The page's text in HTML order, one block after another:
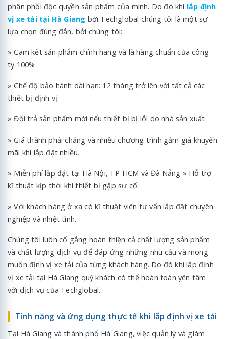
phân phối độc quyền sản phẩm của mình. Do đó khi lắp định
vị xe tải tại Hà Giang bởi Techglobal chúng tôi là một sự
lựa chọn đúng đắn, bởi chúng tôi:
» Cam kết sản phẩm chính hãng và là hàng chuẩn của công
ty 100%
» Chế độ bảo hành dài hạn: 12 tháng trở lên với tất cả các
thiết bị định vị.
» Đổi trả sản phẩm mới nếu thiết bị bị lỗi do nhà sản xuất.
» Giá thành phải chăng và nhiều chương trình gảm giá khuyến
mãi khi lắp đặt nhiều.
» Miễn phí lắp đặt tại Hà Nội, TP HCM và Đà Nẵng » Hỗ trợ
kĩ thuật kịp thời khi thiết bị gặp sự cố.
» Với khách hàng ở xa có kĩ thuật viên tư vấn lắp đặt chuyên
nghiệp và nhiệt tình.
Chúng tôi luôn cố gắng hoàn thiện cả chất lượng sản phẩm
và chất lượng dịch vụ để đáp ứng những nhu cầu và mong
muốn định vị xe tải của từng khách hàng. Do đó khi lắp định
vị xe tải tại Hà Giang quý khách có thể hoàn toàn yên tâm
với dịch vụ của Techglobal.
Tính năng và ứng dụng thực tế khi lắp định vị xe tải
Tại Hà Giang và thành phố Hà Giang, việc quản lý và giám